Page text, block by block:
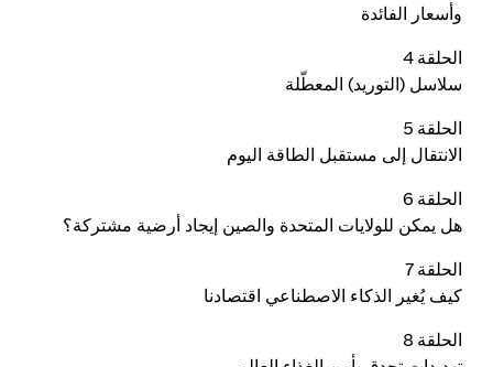
وأسعار الفائدة
الحلقة 4
سلاسل (التوريد) المعطّلة
الحلقة 5
الانتقال إلى مستقبل الطاقة اليوم
الحلقة 6
هل يمكن للولايات المتحدة والصين إيجاد أرضية مشتركة؟
الحلقة 7
كيف يُغير الذكاء الاصطناعي اقتصادنا
الحلقة 8